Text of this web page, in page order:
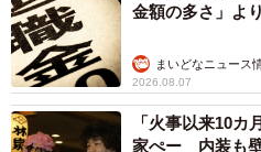
金額の多さ」よ
まいどなニュース
2026.08.07
「火事以来10
家ぺー 内装も